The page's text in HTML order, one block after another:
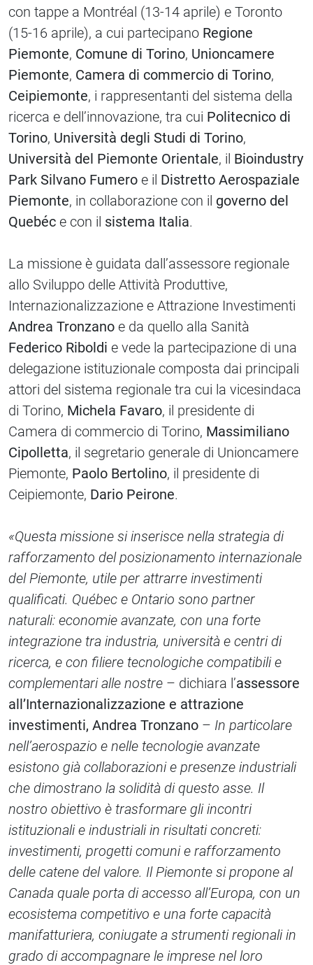
con tappe a Montréal (13-14 aprile) e Toronto
(15-16 aprile), a cui partecipano Regione
Piemonte, Comune di Torino, Unioncamere
Piemonte, Camera di commercio di Torino,
Ceipiemonte, i rappresentanti del sistema della
ricerca e dell’innovazione, tra cui Politecnico di
Torino, Università degli Studi di Torino,
Università del Piemonte Orientale, il Bioindustry
Park Silvano Fumero e il Distretto Aerospaziale
Piemonte, in collaborazione con il governo del
Quebéc e con il sistema Italia.
La missione è guidata dall’assessore regionale
allo Sviluppo delle Attività Produttive,
Internazionalizzazione e Attrazione Investimenti
Andrea Tronzano e da quello alla Sanità
Federico Riboldi e vede la partecipazione di una
delegazione istituzionale composta dai principali
attori del sistema regionale tra cui la vicesindaca
di Torino, Michela Favaro, il presidente di
Camera di commercio di Torino, Massimiliano
Cipolletta, il segretario generale di Unioncamere
Piemonte, Paolo Bertolino, il presidente di
Ceipiemonte, Dario Peirone.
«Questa missione si inserisce nella strategia di
rafforzamento del posizionamento internazionale
del Piemonte, utile per attrarre investimenti
qualificati. Québec e Ontario sono partner
naturali: economie avanzate, con una forte
integrazione tra industria, università e centri di
ricerca, e con filiere tecnologiche compatibili e
complementari alle nostre – dichiara l’assessore
all’Internazionalizzazione e attrazione
investimenti, Andrea Tronzano – In particolare
nell’aerospazio e nelle tecnologie avanzate
esistono già collaborazioni e presenze industriali
che dimostrano la solidità di questo asse. Il
nostro obiettivo è trasformare gli incontri
istituzionali e industriali in risultati concreti:
investimenti, progetti comuni e rafforzamento
delle catene del valore. Il Piemonte si propone al
Canada quale porta di accesso all’Europa, con un
ecosistema competitivo e una forte capacità
manifatturiera, coniugate a strumenti regionali in
grado di accompagnare le imprese nel loro